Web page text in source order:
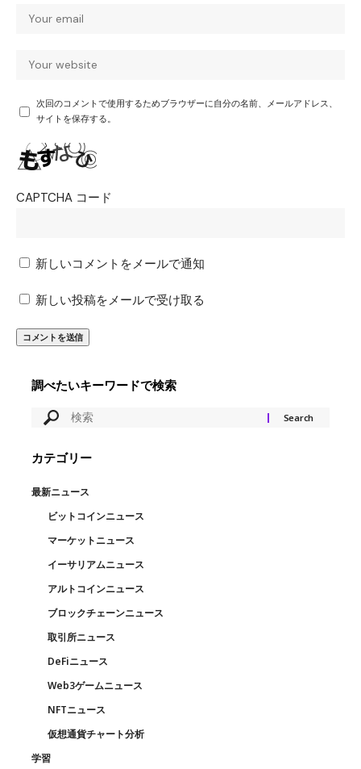
次回のコメントで使用するためブラウザーに自分の名前、メールアドレス、
サイトを保存する。
CAPTCHA コード
新しいコメントをメールで通知
新しい投稿をメールで受け取る
調べたいキーワードで検索
カテゴリー
最新ニュース
ビットコインニュース
マーケットニュース
イーサリアムニュース
アルトコインニュース
ブロックチェーンニュース
取引所ニュース
DeFiニュース
Web3ゲームニュース
NFTニュース
仮想通貨チャート分析
学習